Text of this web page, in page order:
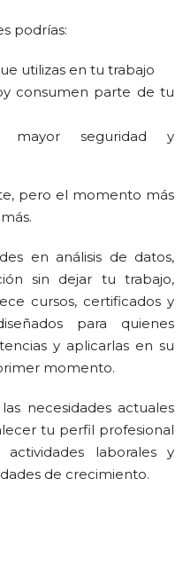
podrías:
utilizas en tu trabajo
consumen parte de tu
mayor seguridad y
pero el momento más
en análisis de datos,
sin dejar tu trabajo,
cursos, certificados y
para quienes
y aplicarlas en su
momento.
necesidades actuales
tu perfil profesional
laborales y
de crecimiento.